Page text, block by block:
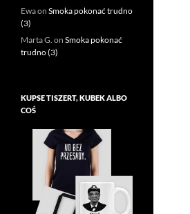
Ewaon Smoka pokonać trudno
(3)
Marta G. on Smoka pokonać
trudno (3)
KUPSE TISZERT, KUBEK ALBO
COŚ